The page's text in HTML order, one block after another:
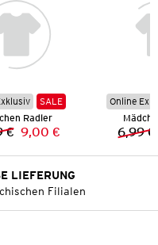
SALE
Radler
Vorheriger Preis:
€ Neuer Preis:
9,00 €
Online
6,99 €
LIEFERUNG
Filialen